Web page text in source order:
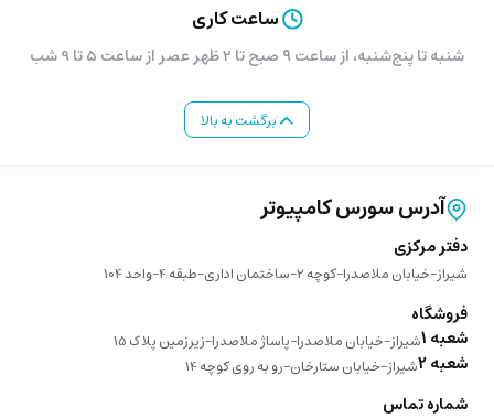
ساعت کاری
شنبه تا پنج‌شنبه، از ساعت ۹ صبح تا 2 ظهر عصر از ساعت 5 تا 9 شب
برگشت به بالا
آدرس سورس کامپیوتر
دفتر مرکزی
شیراز-خیابان ملاصدرا-کوچه 2-ساختمان اداری-طبقه 4-واحد 104
فروشگاه
شعبه 1 شیراز-خیابان ملاصدرا-پاساژ ملاصدرا-زیرزمین پلاک 15
شعبه 2 شیراز-خیابان ستارخان-رو به روی کوچه 14
شماره تماس